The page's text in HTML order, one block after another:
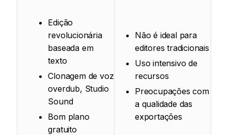
Edição
revolucionária
baseada em
texto
Clonagem de voz
overdub, Studio
Sound
Bom plano
gratuito
Não é ideal para
editores tradicionais
Uso intensivo de
recursos
Preocupações com
a qualidade das
exportações